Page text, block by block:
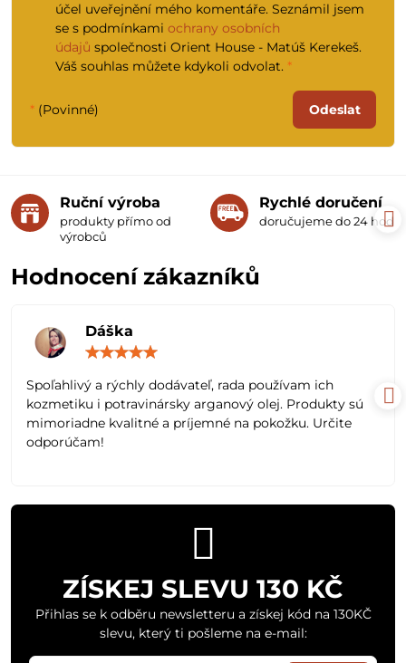
účel uveřejnění mého komentáře. Seznámil jsem
se s podmínkami ochrany osobních
údajů společnosti Orient House - Matúš Kerekeš.
Váš souhlas můžete kdykoli odvolat. *
* (Povinné) Odeslat
Ruční výroba
produkty přímo od
výrobců
Rychlé doručení
doručujeme do 24 hodin
Hodnocení zákazníků
Dáška
5
Spoľahlivý a rýchly dodávateľ, rada používam ich
kozmetiku i potravinársky arganový olej. Produkty sú
mimoriadne kvalitné a príjemné na pokožku. Určite
odporúčam!
ZÍSKEJ SLEVU 130 KČ
Přihlas se k odběru newsletteru a získej kód na 130KČ
slevu, který ti pošleme na e-mail: